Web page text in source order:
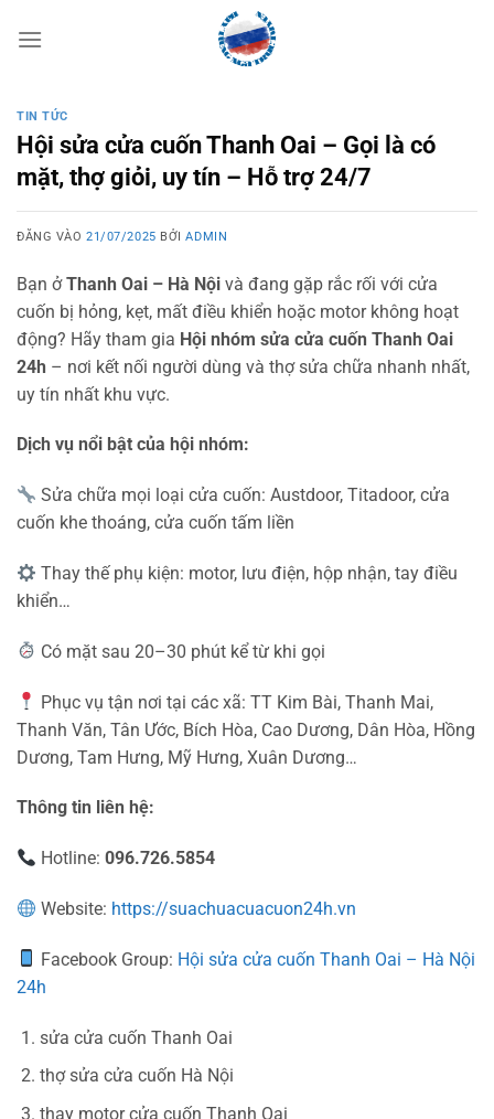
qua
TIN TỨC
Hội sửa cửa cuốn Thanh Oai – Gọi là có
mặt, thợ giỏi, uy tín – Hỗ trợ 24/7
ĐĂNG VÀO21/07/2025 BỞIADMIN
Bạn ởThanh Oai – Hà Nội và đang gặp rắc rối với cửa
cuốn bị hỏng, kẹt, mất điều khiển hoặc motor không hoạt
động? Hãy tham gia Hội nhóm sửa cửa cuốn Thanh Oai
24h – nơi kết nối người dùng và thợ sửa chữa nhanh nhất,
uy tín nhất khu vực.
Dịch vụ nổi bật của hội nhóm:
Sửa chữa mọi loại cửa cuốn: Austdoor, Titadoor, cửa
cuốn khe thoáng, cửa cuốn tấm liền
Thay thế phụ kiện: motor, lưu điện, hộp nhận, tay điều
khiển…
Có mặt sau 20–30 phút kể từ khi gọi
Phục vụ tận nơi tại các xã: TT Kim Bài, Thanh Mai,
Thanh Văn, Tân Ước, Bích Hòa, Cao Dương, Dân Hòa, Hồng
Dương, Tam Hưng, Mỹ Hưng, Xuân Dương…
Thông tin liên hệ:
Hotline:096.726.5854
Website: https://suachuacuacuon24h.vn
Facebook Group: Hội sửa cửa cuốn Thanh Oai – Hà Nội
24h
sửa cửa cuốn Thanh Oai
thợ sửa cửa cuốn Hà Nội
thay motor cửa cuốn Thanh Oai